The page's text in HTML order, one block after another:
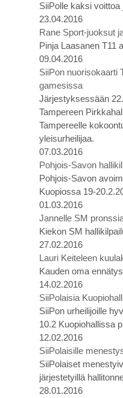
SiiPolle kaksi
23.04.2016
Rane Sport-juoksut
Pinja Laasanen T11
09.04.2016
SiiPon nuorisokaarti
gamesissa
Järjestyksessään
Tampereen
Tampereelle
yleisurheilijaa.
07.03.2016
Pohjois-Savon
Pohjois-Savon
Kuopiossa 19-
01.03.2016
Jannelle SM
Kiekon SM
27.02.2016
Lauri Keiteleen
Kauden oma ennätys
14.02.2016
SiiPolaisia
SiiPon urheilijoille
10.2 Kuopiohallissa
12.02.2016
SiiPolaisille
SiiPolaiset
järjestetyillä
28.01.2016